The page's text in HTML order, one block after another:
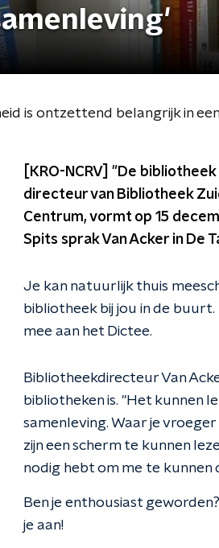
is ontzettend belangrijk in
[KRO-NCRV] "De
directeur van Bibliotheek
Centrum, vormt op 15
Spits sprak Van Acker in De
Je kan natuurlijk thuis
bibliotheek bij jou in de
mee aan het Dictee.
Bibliotheekdirecteur Van
bibliotheken is. "Het kunnen
samenleving. Waar je
zijn een scherm te kunnen
nodig hebt om me te kunnen
Ben je enthousiast geworden?
je aan!